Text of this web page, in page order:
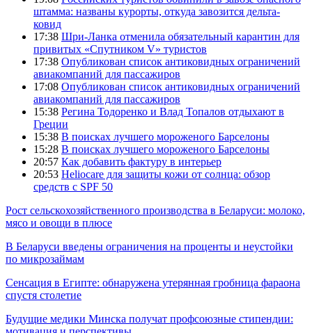
штамма: названы курорты, откуда завозится дельта-
ковид
17:38 Шри-Ланка отменила обязательный карантин для
привитых «Спутником V» туристов
17:38 Опубликован список антиковидных ограничений
авиакомпаний для пассажиров
17:08 Опубликован список антиковидных ограничений
авиакомпаний для пассажиров
15:38 Регина Тодоренко и Влад Топалов отдыхают в
Греции
15:38 В поисках лучшего мороженого Барселоны
15:28 В поисках лучшего мороженого Барселоны
20:57 Как добавить фактуру в интерьер
20:53 Heliocare для защиты кожи от солнца: обзор
средств с SPF 50
Рост сельскохозяйственного производства в Беларуси: молоко,
мясо и овощи в плюсе
В Беларуси введены ограничения на проценты и неустойки
по микрозаймам
Сенсация в Египте: обнаружена утерянная гробница фараона
спустя столетие
Будущие медики Минска получат профсоюзные стипендии: